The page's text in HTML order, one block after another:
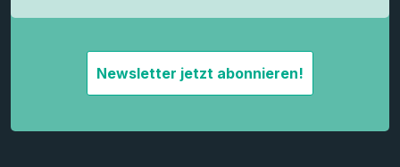
Newsletter jetzt abonnieren!